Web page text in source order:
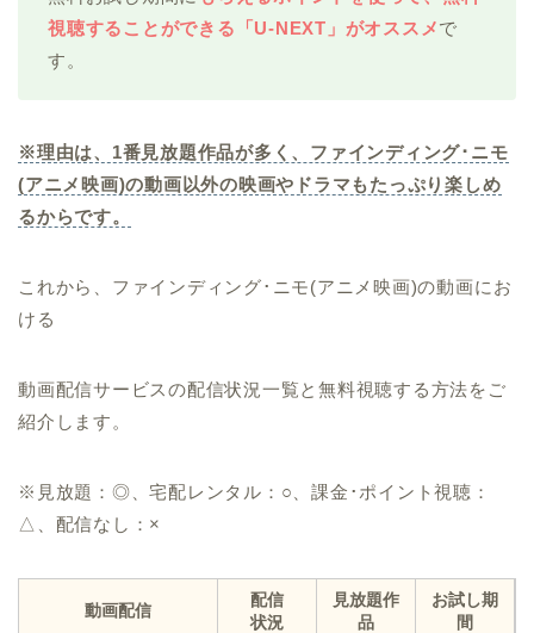
視聴することができる「U-NEXT」がオススメで
す。
※理由は、1番見放題作品が多く、ファインディング･ニモ
(アニメ映画)の動画以外の映画やドラマもたっぷり楽しめ
るからです。
これから、ファインディング･ニモ(アニメ映画)の動画にお
ける
動画配信サービスの配信状況一覧と無料視聴する方法をご
紹介します。
※見放題：◎、宅配レンタル：○、課金･ポイント視聴：
△、配信なし：×
動画配信
配信
状況
見放題作
品
お試し期
間